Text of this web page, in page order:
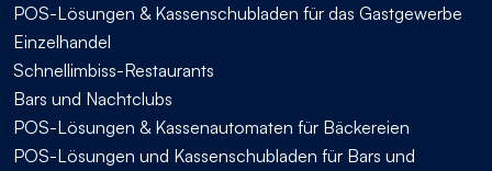
POS-Lösungen & Kassenschubladen für das Gastgewerbe
Einzelhandel
Schnellimbiss-Restaurants
Bars und Nachtclubs
POS-Lösungen & Kassenautomaten für Bäckereien
POS-Lösungen und Kassenschubladen für Bars und